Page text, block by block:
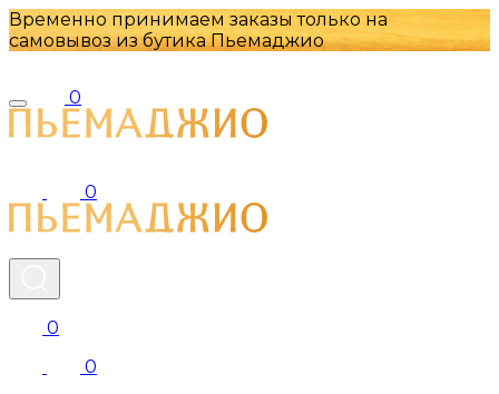
Временно принимаем заказы только на
самовывоз из бутика Пьемаджио
0
0
0
0